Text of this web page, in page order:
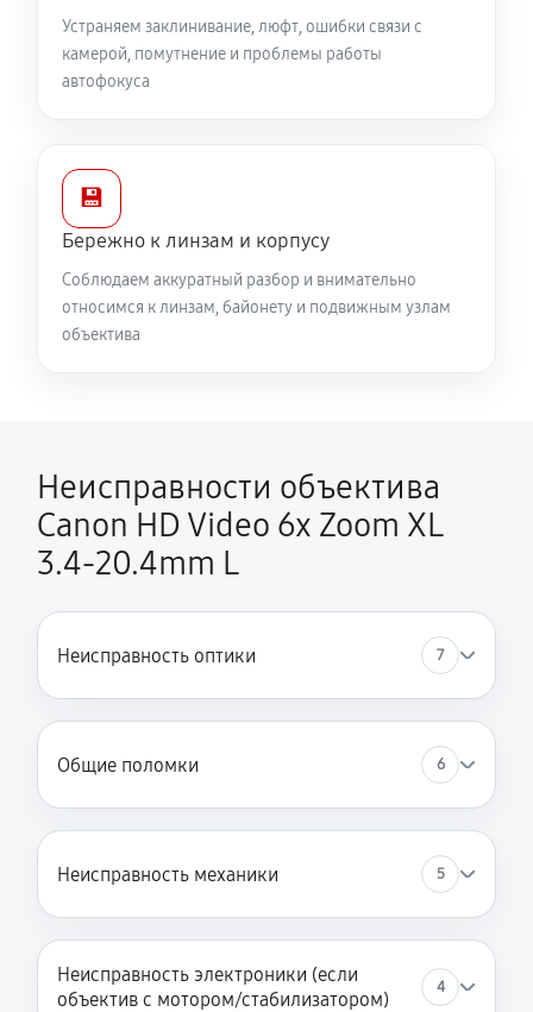
Устраняем заклинивание, люфт, ошибки связи с
камерой, помутнение и проблемы работы
автофокуса
💾
Бережно к линзам и корпусу
Соблюдаем аккуратный разбор и внимательно
относимся к линзам, байонету и подвижным узлам
объектива
Неисправности объектива
Canon HD Video 6x Zoom XL
3.4-20.4mm L
Неисправность оптики 7
Общие поломки 6
Неисправность механики 5
Неисправность электроники (если
объектив с мотором/стабилизатором)
4